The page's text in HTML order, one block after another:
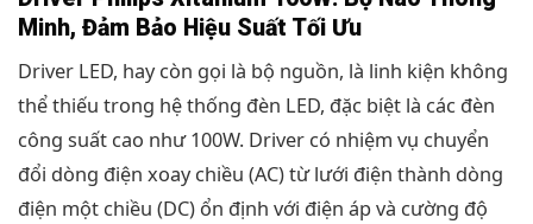
Minh, Đảm Bảo Hiệu Suất Tối Ưu
Driver LED, hay còn gọi là bộ nguồn, là linh kiện không
thể thiếu trong hệ thống đèn LED, đặc biệt là các đèn
công suất cao như 100W. Driver có nhiệm vụ chuyển
đổi dòng điện xoay chiều (AC) từ lưới điện thành dòng
điện một chiều (DC) ổn định với điện áp và cường độ